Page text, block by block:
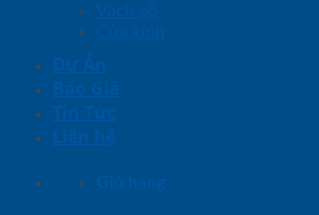
Vách gỗ
Cửa kính
Dự Án
Báo Giá
Tin Tức
Liên hệ
Giỏ hàng